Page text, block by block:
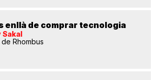
enllà de comprar tecnologia
Sakal
de Rhombus